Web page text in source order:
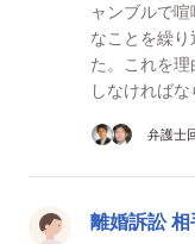
ャンブルで
なことを繰
た。これを
しなければならない
権、...
弁護士
離婚訴訟